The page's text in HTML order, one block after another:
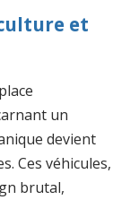
et
un
devient
Ces véhicules,
brutal,